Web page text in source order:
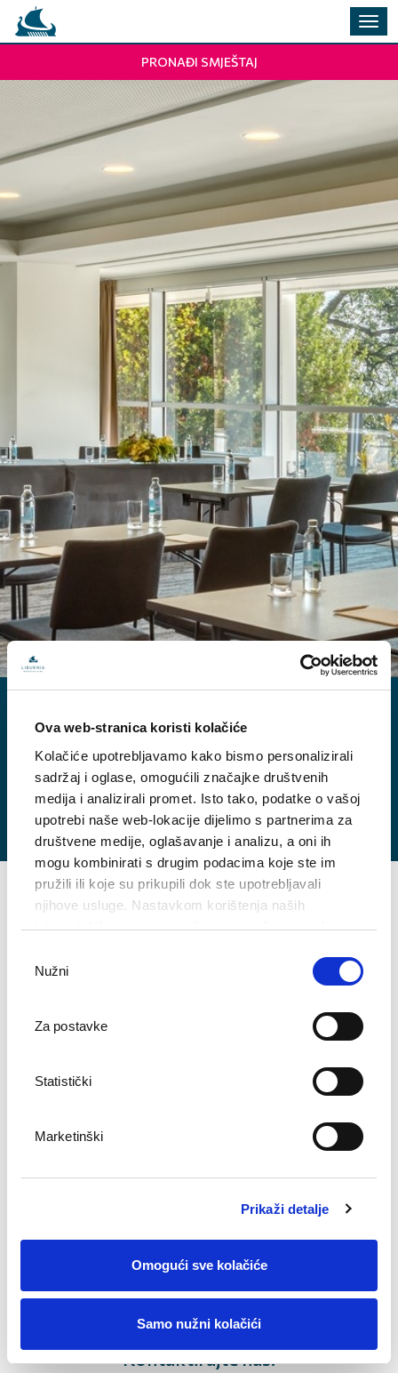
Ova web-stranica koristi kolačiće
Kolačiće upotrebljavamo kako bismo personalizirali
sadržaj i oglase, omogućili značajke društvenih
medija i analizirali promet. Isto tako, podatke o vašoj
upotrebi naše web-lokacije dijelimo s partnerima za
društvene medije, oglašavanje i analizu, a oni ih
mogu kombinirati s drugim podacima koje ste im
pružili ili koje su prikupili dok ste upotrebljavali
njihove usluge. Nastavkom korištenja naših
internetskih stranica vi prihvaćate našu upotrebu
pristanka
Nužni
Za postavke
Statistički
Marketinški
Prikaži detalje
Omogući sve kolačiće
Samo nužni kolačići
PRONAĐI SMJEŠTAJ
Kongresi i konferencije u Opatiji
Kongresna ponuda
Zračne luke
Kada su u pitanju kongresi, Opatija je oduvijek bila jedna od vodećih
destinacija u Hrvatskoj. Zahvaljujući povoljnom geografskom
važnijih aerodroma i prometnih putova te razvijenoj ugostiteljskoj
ponudi, organizacija kongresa u Opatiji nameće se kao praktičan
Kontaktirajte nas!